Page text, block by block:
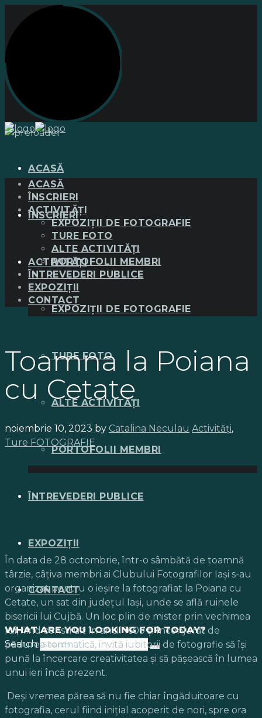
ACASĂ
ÎNSCRIERI
ACTIVITĂȚI
EXPOZIȚII DE FOTOGRAFIE
TURE FOTO
ALTE ACTIVITĂȚI
PORTOFOLII MEMBRI
ÎNTREVEDERI PUBLICE
EXPOZIȚII
CONTACT
WHAT ARE YOU LOOKING FOR TODAY?
Search
ACASĂ
ÎNSCRIERI
ACTIVITĂȚI
EXPOZIȚII DE FOTOGRAFIE
TURE FOTO
ALTE ACTIVITĂȚI
PORTOFOLII MEMBRI
ÎNTREVEDERI PUBLICE
EXPOZIȚII
CONTACT
Toamna la Poiana
cu Cetate
noiembrie 10, 2023 by Catalina Neculau Activități,
Ture FOTOGRAFIE
În data de 28 octombrie, într-o sâmbătă de toamnă
târzie, câțiva membri ai Clubului Fotografilor Iași s-au
organizat pentru o ieșire la fotografiat la Poiana cu
Cetate, un sat din județul Iași, unde se află ruinele
bisericii lui Cujbă. Un loc plin de mister prin vechimea
lui, fiind construit în anul 1609 și înconjurat de
pădurea tomnatică, invită iubitorii de fotografie să își
pună la încercare creativitatea și să pășească în lumea
unui ieri încă prezent.
Deși vremea părea să nu fie chiar îngăduitoare cu
fotografia, cerul fiind inițial acoperit de nori, spre ora